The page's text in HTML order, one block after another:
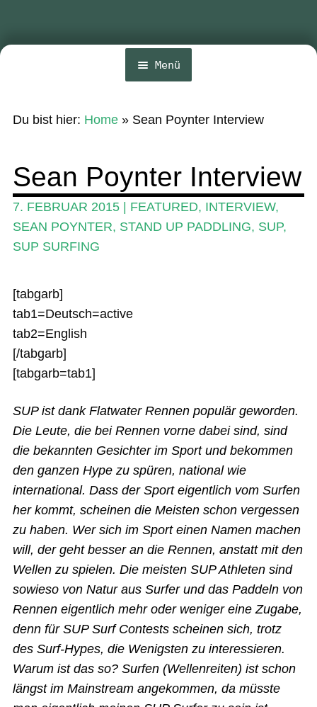
Menü
SUP-Events
Das Magazin
SPOT FINDER
Mein Konto
Du bist hier: Home» Sean Poynter Interview
Sean Poynter Interview
7. FEBRUAR 2015| FEATURED, INTERVIEW,
SEAN POYNTER, STAND UP PADDLING, SUP,
SUP SURFING
[tabgarb]
tab1=Deutsch=active
tab2=English
[/tabgarb]
[tabgarb=tab1]
SUP ist dank Flatwater Rennen populär geworden.
Die Leute, die bei Rennen vorne dabei sind, sind
die bekannten Gesichter im Sport und bekommen
den ganzen Hype zu spüren, national wie
international. Dass der Sport eigentlich vom Surfen
her kommt, scheinen die Meisten schon vergessen
zu haben. Wer sich im Sport einen Namen machen
will, der geht besser an die Rennen, anstatt mit den
Wellen zu spielen. Die meisten SUP Athleten sind
sowieso von Natur aus Surfer und das Paddeln von
Rennen eigentlich mehr oder weniger eine Zugabe,
denn für SUP Surf Contests scheinen sich, trotz
des Surf-Hypes, die Wenigsten zu interessieren.
Warum ist das so? Surfen (Wellenreiten) ist schon
längst im Mainstream angekommen, da müsste